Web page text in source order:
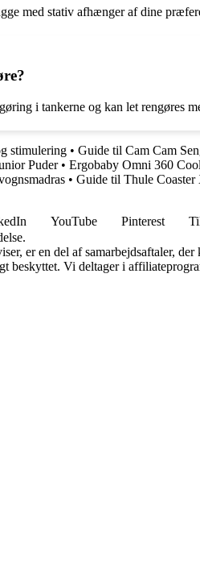
med stativ afhænger af dine
i tankerne og kan let rengøres
stimulering • Guide til Cam Cam
Puder• Ergobaby Omni 360
• Guide til Thule
YouTube Pinterest
er en del af samarbejdsaftaler,
beskyttet. Vi deltager i